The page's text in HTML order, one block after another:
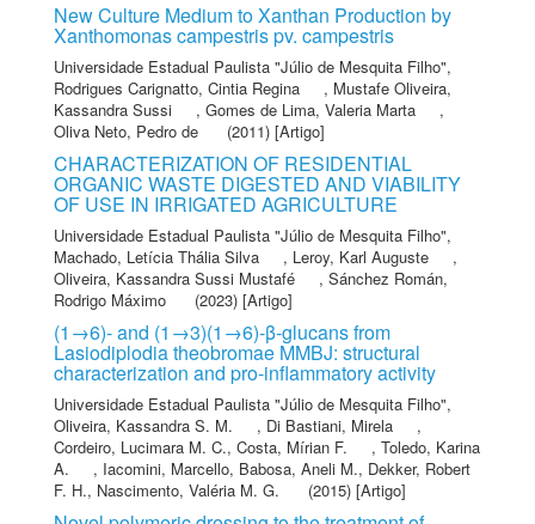
New Culture Medium to Xanthan Production by
Xanthomonas campestris pv. campestris
Universidade Estadual Paulista "Júlio de Mesquita Filho",
Rodrigues Carignatto, Cintia Regina
, Mustafe Oliveira,
Kassandra Sussi
, Gomes de Lima, Valeria Marta
,
Oliva Neto, Pedro de
(2011) [Artigo]
CHARACTERIZATION OF RESIDENTIAL
ORGANIC WASTE DIGESTED AND VIABILITY
OF USE IN IRRIGATED AGRICULTURE
Universidade Estadual Paulista "Júlio de Mesquita Filho",
Machado, Letícia Thália Silva
, Leroy, Karl Auguste
,
Oliveira, Kassandra Sussi Mustafé
, Sánchez Román,
Rodrigo Máximo
(2023) [Artigo]
(1→6)- and (1→3)(1→6)-β-glucans from
Lasiodiplodia theobromae MMBJ: structural
characterization and pro-inflammatory activity
Universidade Estadual Paulista "Júlio de Mesquita Filho",
Oliveira, Kassandra S. M.
, Di Bastiani, Mirela
,
Cordeiro, Lucimara M. C., Costa, Mírian F. , Toledo, Karina
A.
, Iacomini, Marcello, Babosa, Aneli M., Dekker, Robert
F. H., Nascimento, Valéria M. G. (2015) [Artigo]